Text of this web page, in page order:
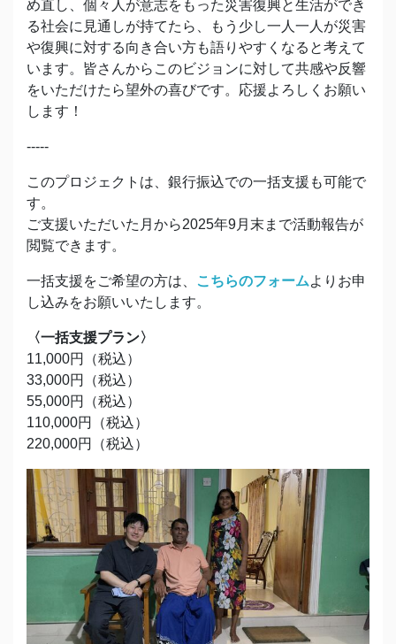
め直し、個々人が意志をもった災害復興と生活ができ
る社会に見通しが持てたら、もう少し一人一人が災害
や復興に対する向き合い方も語りやすくなると考えて
います。皆さんからこのビジョンに対して共感や反響
をいただけたら望外の喜びです。応援よろしくお願い
します！
-----
このプロジェクトは、銀行振込での一括支援も可能で
す。
ご支援いただいた月から2025年9月末まで活動報告が
閲覧できます。
一括支援をご希望の方は、 こちらのフォームよりお申
し込みをお願いいたします。
〈一括支援プラン〉
11,000円（税込）
33,000円（税込）
55,000円（税込）
110,000円（税込）
220,000円（税込）